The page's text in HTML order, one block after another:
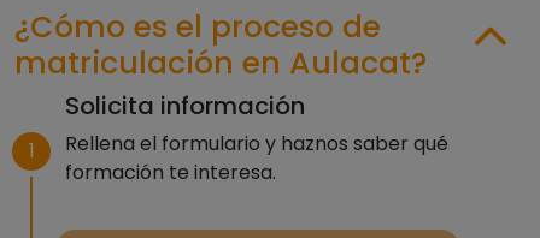
¿Cómo es el proceso de
matriculación en Aulacat?
1
Solicita información
Rellena el formulario y haznos saber qué
formación te interesa.